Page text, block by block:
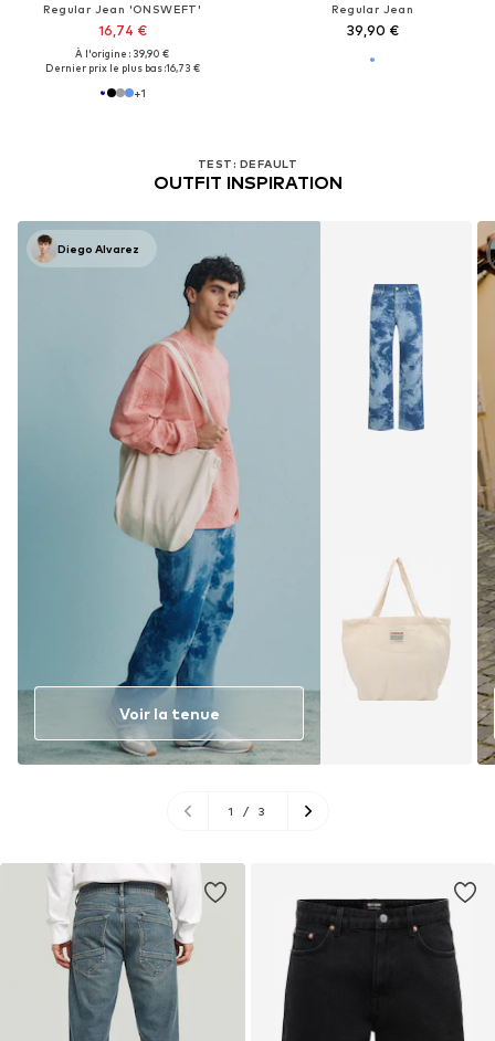
Regular Jean 'ONSWEFT'
16,74 €
À l'origine : 39,90 €
Dernier prix le plus bas :16,73 €
+1
Regular Jean
39,90 €
TEST: DEFAULT
OUTFIT INSPIRATION
Diego Alvarez
Voir la tenue
1 / 3